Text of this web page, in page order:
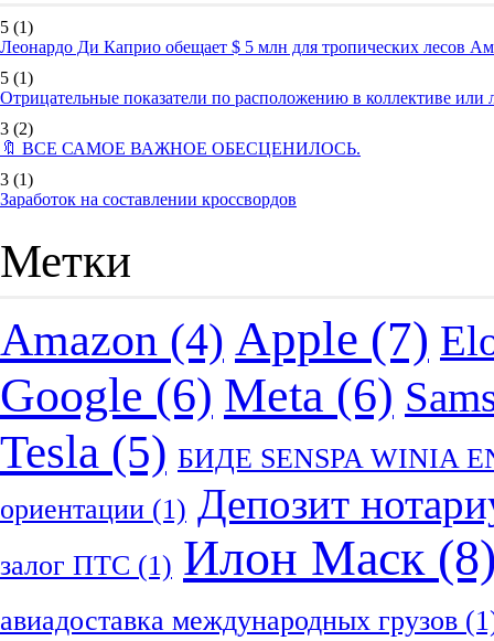
5 (1)
Леонардо Ди Каприо обещает $ 5 млн для тропических лесов
5 (1)
Отрицательные показатели по расположению в коллективе
3 (2)
🔖 ВСЕ САМОЕ ВАЖНОЕ ОБЕСЦЕНИЛОСЬ.
3 (1)
Заработок на составлении кроссвордов
Метки
Amazon (4) Apple (7)
Google (6) Meta (6)
Tesla (5) БИДЕ SENSPA WINIA
ориентации (1) Депозит
залог ПТС (1) Илон Маск
авиадоставка международных грузов